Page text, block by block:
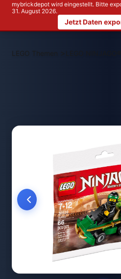
mybrickdepot wird eingestellt. Bitte
31. August 2026.
Jetzt Daten
LEGO Themen >